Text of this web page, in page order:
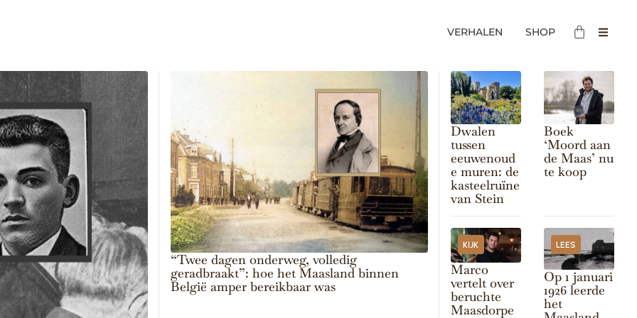
VERHALEN SHOP
“Twee dagen onderweg, volledig
geradbraakt”: hoe het Maasland binnen
België amper bereikbaar was
Dwalen
tussen
eeuwenoud
e muren: de
kasteelruïne
van Stein
Boek
‘Moord aan
de Maas’ nu
te koop
Marco
vertelt over
beruchte
Maasdorpe
KIJK
Op 1 januari
1926 leerde
het
LEES